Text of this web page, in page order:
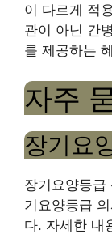
이 다르게 적
관이 아닌 간
를 제공하는
자주
장기요
장기요양등급
기요양등급
다. 자세한 내